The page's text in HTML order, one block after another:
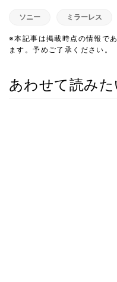
ソニー ミラーレス
※本記事は掲載時点の情報で
ます。予めご了承ください。
あわせて読みた